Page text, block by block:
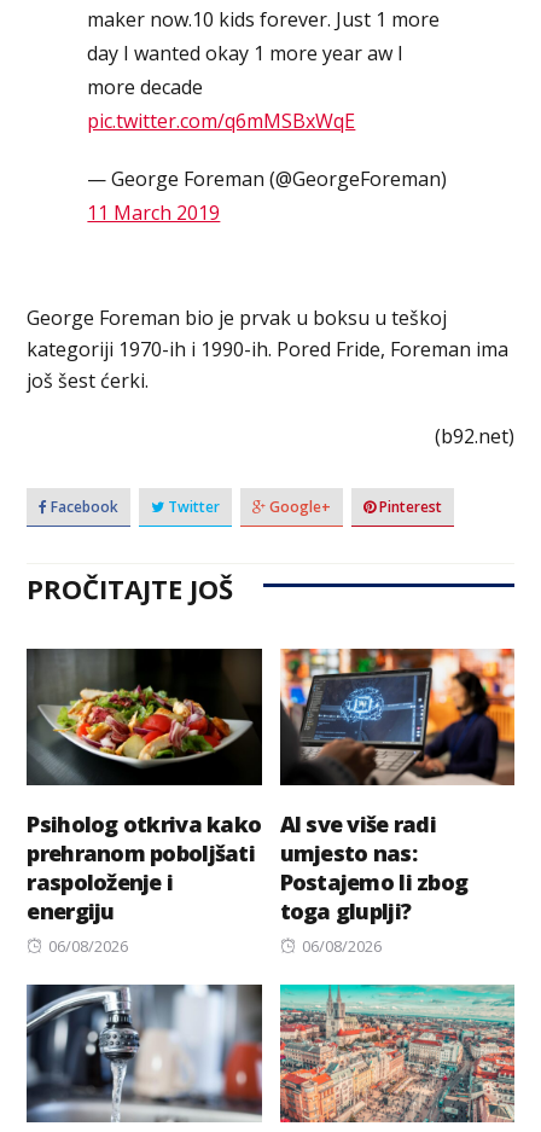
maker now.10 kids forever. Just 1 more
day I wanted okay 1 more year aw I
more decade
pic.twitter.com/q6mMSBxWqE
— George Foreman (@GeorgeForeman)
11 March 2019
George Foreman bio je prvak u boksu u teškoj
kategoriji 1970-ih i 1990-ih. Pored Fride, Foreman ima
još šest ćerki.
(b92.net)
Facebook Twitter Google+ Pinterest
PROČITAJTE JOŠ
Psiholog otkriva kako
prehranom poboljšati
raspoloženje i
energiju
Posted
06/08/2026
AI sve više radi
umjesto nas:
Postajemo li zbog
toga gluplji?
Posted
06/08/2026